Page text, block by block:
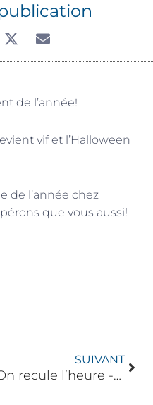
de l’année!
vif et l’Halloween
de l’année chez
que vous aussi!
SUIVANT
On recule l’heure -1h